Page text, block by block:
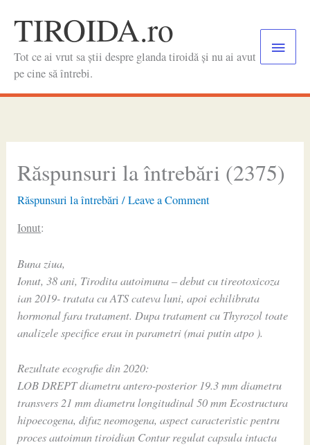
contentTIROIDA.ro
Tot ce ai vrut sa știi despre glanda tiroidă și nu ai avut
pe cine să întrebi.
Main
Răspunsuri la întrebări (2375)
Răspunsuri la întrebări /Leave a Comment
Ionut:
Buna ziua,
Ionut, 38 ani, Tirodita autoimuna – debut cu tireotoxicoza
ian 2019- tratata cu ATS cateva luni, apoi echilibrata
hormonal fara tratament. Dupa tratament cu Thyrozol toate
analizele specifice erau in parametri (mai putin atpo ).
Rezultate ecografie din 2020:
LOB DREPT diametru antero-posterior 19.3 mm diametru
transvers 21 mm diametru longitudinal 50 mm Ecostructura
hipoecogena, difuz neomogena, aspect caracteristic pentru
proces autoimun tiroidian Contur regulat capsula intacta